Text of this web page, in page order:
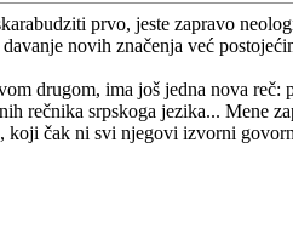
prvo, jeste zapravo
novih značenja već
drugom, ima još jedna nova reč:
rečnika srpskoga jezika... Mene
koji čak ni svi njegovi izvorni